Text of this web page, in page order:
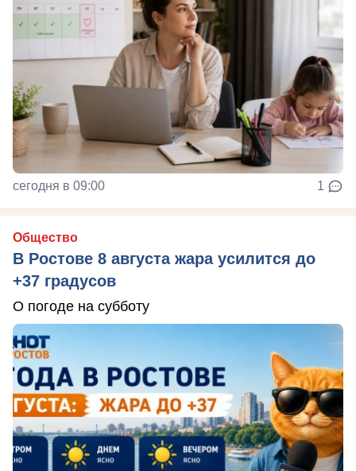
сегодня в 09:00 1
Общество
В Ростове 8 августа жара усилится до
+37 градусов
О погоде на субботу